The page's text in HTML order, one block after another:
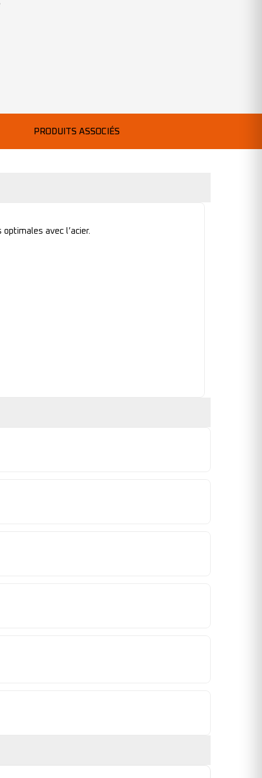
PRODUITS ASSOCIÉS
avec l’acier.